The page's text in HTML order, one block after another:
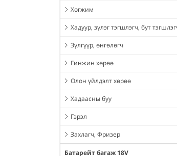
Хөгжим
Хадуур, зүлэг тэгшлэгч, бут
Зүлгүүр, өнгөлөгч
Гинжин хөрөө
Олон үйлдэлт хөрөө
Хадаасны буу
Гэрэл
Захлагч, Фризер
Батарейт багаж 18V